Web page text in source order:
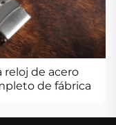
reloj de acero
de fábrica